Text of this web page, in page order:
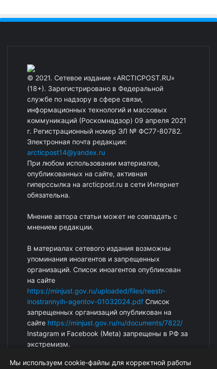
© 2021. Сетевое издание «ARCTICPOST.RU»
(18+). Зарегистрировано в Федеральной
службе по надзору в сфере связи,
информационных технологий и массовых
коммуникаций (Роскомнадзор) 09 апреля 2021
г. Регистрационный номер ЭЛ № ФС77-80782.
Электронная почта редакции:
arcticpost14@yandex.ru
При любом использовании материалов,
опубликованных на сайте, активная
гиперссылка на arcticpost.ru в сети Интернет
обязательна.
Мнение автора статьи может не совпадать с
мнением редакции.
В материалах сетевого издания возможны
упоминания иноагентов и запрещенных
организаций. Список иноагентов опубликован
на сайте
https://minjust.gov.ru/uploaded/files/reestr-
inostrannyih-agentov-01032024.pdf Список
запрещенных организаций опубликован на
сайте https://minjust.gov.ru/ru/documents/7822/
Instagram и Facebook (Metа) запрещены в РФ за
экстремизм.
Мы используем cookie-файлы для корректной работы